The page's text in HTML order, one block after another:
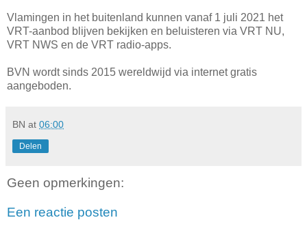
Vlamingen in het buitenland kunnen vanaf 1 juli 2021 het
VRT-aanbod blijven bekijken en beluisteren via VRT NU,
VRT NWS en de VRT radio-apps.
BVN wordt sinds 2015 wereldwijd via internet gratis
aangeboden.
BN at 06:00
Delen
Geen opmerkingen:
Een reactie posten